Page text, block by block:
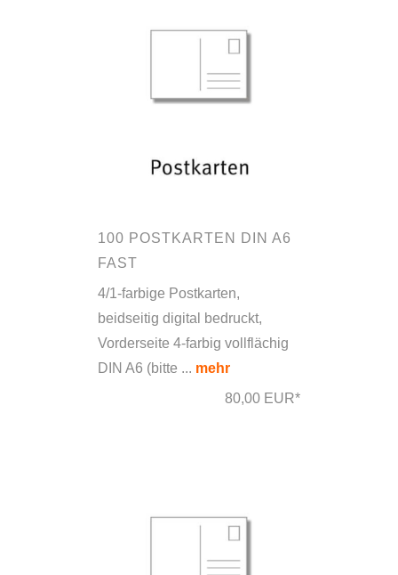
100 POSTKARTEN DIN A6
FAST
4/1-farbige Postkarten,
beidseitig digital bedruckt,
Vorderseite 4-farbig vollflächig
DIN A6 (bitte ... mehr
80,00 EUR*